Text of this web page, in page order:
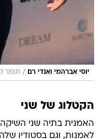
יוסי אברהמי ואנדי רם / תומר
הקטלוג של שני
האמנית בתיה שני
לאמנות, וגם בסטודיו